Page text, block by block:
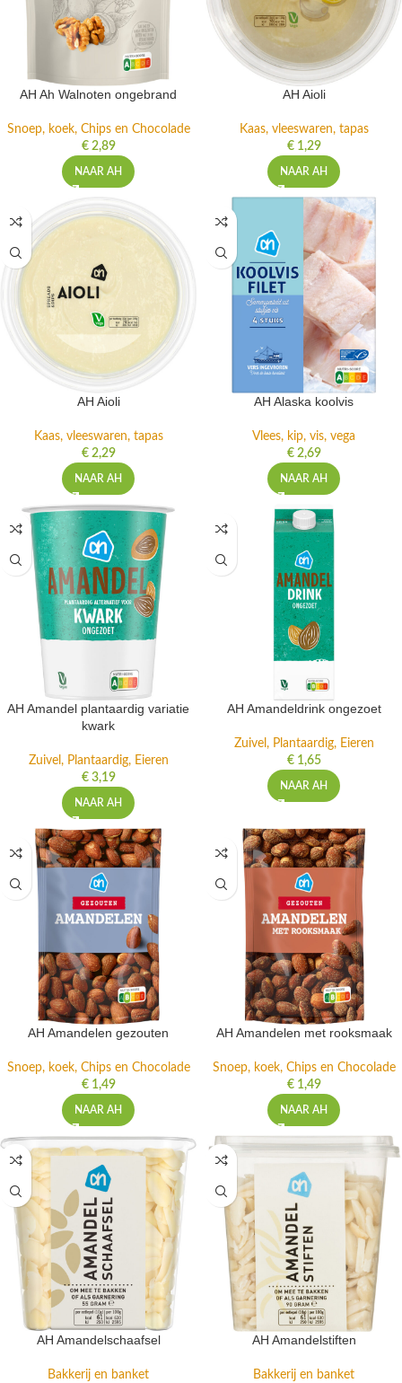
AH Ah Walnoten ongebrand
Snoep, koek, Chips en Chocolade
€2,89
NAAR AH
AH Aioli
Kaas, vleeswaren, tapas
€1,29
NAAR AH
AH Aioli
Kaas, vleeswaren, tapas
€2,29
NAAR AH
AH Alaska koolvis
Vlees, kip, vis, vega
€2,69
NAAR AH
AH Amandel plantaardig variatie
kwark
Zuivel, Plantaardig, Eieren
€3,19
NAAR AH
AH Amandeldrink ongezoet
Zuivel, Plantaardig, Eieren
€1,65
NAAR AH
AH Amandelen gezouten
Snoep, koek, Chips en Chocolade
€1,49
NAAR AH
AH Amandelen met rooksmaak
Snoep, koek, Chips en Chocolade
€1,49
NAAR AH
AH Amandelschaafsel
Bakkerij en banket
AH Amandelstiften
Bakkerij en banket